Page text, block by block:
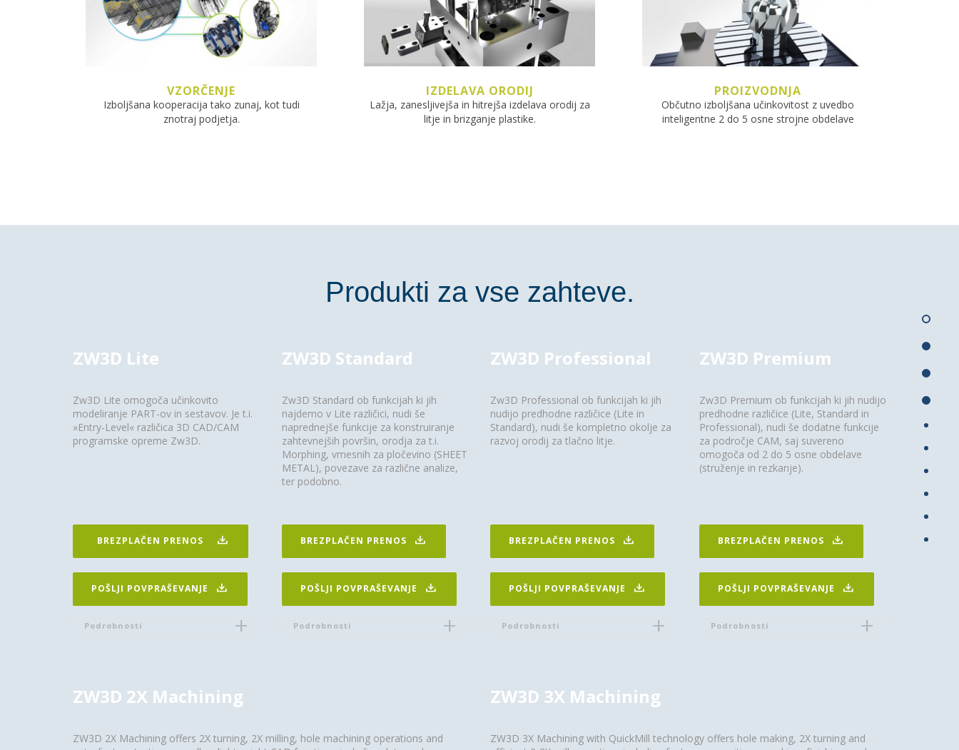
VZORČENJE
Izboljšana kooperacija tako zunaj, kot tudi
znotraj podjetja.
IZDELAVA ORODIJ
Lažja, zanesljivejša in hitrejša izdelava orodij za
litje in brizganje plastike.
PROIZVODNJA
Občutno izboljšana učinkovitost z uvedbo
inteligentne 2 do 5 osne strojne obdelave
Produkti za vse zahteve.
ZW3D Lite
Zw3D Lite omogoča učinkovito
modeliranje PART-ov in sestavov. Je t.i.
»Entry-Level« različica 3D CAD/CAM
programske opreme Zw3D.
BREZPLAČEN PRENOS
POŠLJI POVPRAŠEVANJE
ZW3D Standard
Zw3D Standard ob funkcijah ki jih
najdemo v Lite različici, nudi še
naprednejše funkcije za konstruiranje
zahtevnejših površin, orodja za t.i.
Morphing, vmesnih za pločevino (SHEET
METAL), povezave za različne analize,
ter podobno.
BREZPLAČEN PRENOS
POŠLJI POVPRAŠEVANJE
ZW3D Professional
Zw3D Professional ob funkcijah ki jih
nudijo predhodne različice (Lite in
Standard), nudi še kompletno okolje za
razvoj orodij za tlačno litje.
BREZPLAČEN PRENOS
POŠLJI POVPRAŠEVANJE
ZW3D Premium
Zw3D Premium ob funkcijah ki jih nudijo
predhodne različice (Lite, Standard in
Professional), nudi še dodatne funkcije
za področje CAM, saj suvereno
omogoča od 2 do 5 osne obdelave
(struženje in rezkanje).
BREZPLAČEN PRENOS
POŠLJI POVPRAŠEVANJE
Podrobnosti Podrobnosti Podrobnosti Podrobnosti
ZW3D 2X Machining
ZW3D 2X Machining offers 2X turning, 2X milling, hole machining operations and
ZW3D 3X Machining
ZW3D 3X Machining with QuickMill technology offers hole making, 2X turning and